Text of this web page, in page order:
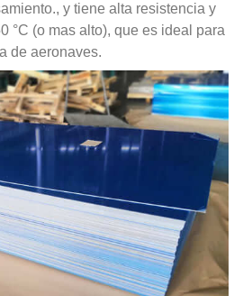
y tiene alta resistencia y
°C (o mas alto), que es ideal para
de aeronaves.